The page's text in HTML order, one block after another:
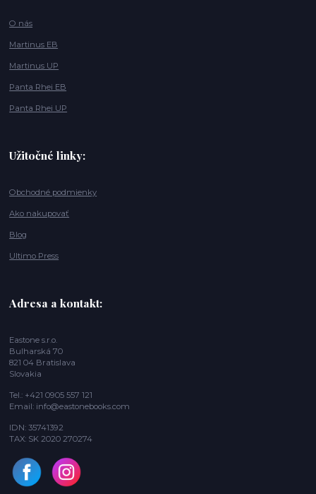
O nás
Martinus EB
Martinus UP
Panta Rhei EB
Panta Rhei UP
Užitočné linky:
Obchodné podmienky
Ako nakupovať
Blog
Ultimo Press
Adresa a kontakt:
Eastone s.r.o.
Bulharská 70
821 04 Bratislava
Slovakia
Tel.: +421 0905 557 121
Email: info@eastonebooks.com
IDN: 35741392
TAX: SK 2020 270274